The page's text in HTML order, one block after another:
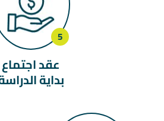
عقد اجتماع
بداية